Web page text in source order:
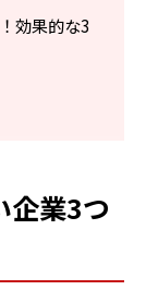
効果的な3
企業3つ